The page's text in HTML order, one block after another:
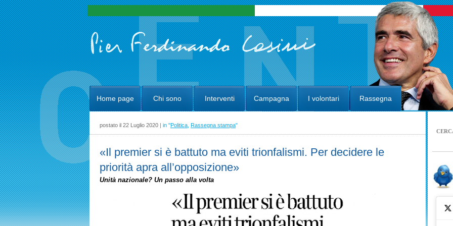
Home page Chi sono Interventi Campagna I volontari Rassegna
postato il 22 Luglio 2020 | in "Politica Rassegna stampa"
«Il premier si è battuto ma eviti trionfalismi. Per decidere le
priorità apra all’opposizione»
Unità nazionale? Un passo alla volta